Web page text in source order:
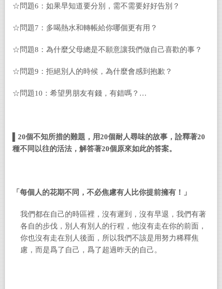
☆問題6 ：如果早知道要分別，需不需要好好告別？
☆問題7 ：多喝熱水和轉帳給你哪個更有用？
☆問題8 ：為什麼父母總是不願意讓我們做自己喜歡的事？
☆問題9 ：拒絕別人的時候，為什麼會感到抱歉？
☆問題10 ：希望男朋友有錢，有錯嗎？…
▌20個不知所措的難題，用20個耐人尋味的故事，詮釋著20
種不同以往的活法，解答著20個原來如此的答案。
「每個人的花期不同，不必焦慮有人比你提前擁有！」
我們都在自己的時區裡，沒有遲到，沒有早退，我們有著
各自的步伐，別人有別人的行程，他沒有走在你的前面，
你也沒有走在別人後面，所以我們不該是用努力稀釋焦
慮，而是爲了自己，爲了超過昨天的自己。